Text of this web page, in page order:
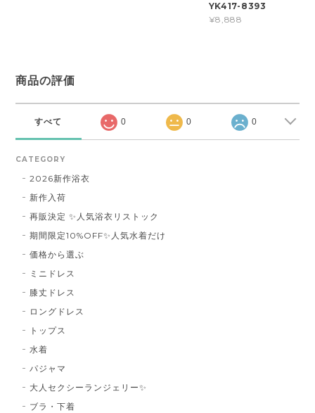
YK417-8393
¥8,888
商品の評価
すべて 0 0 0
CATEGORY
2026新作浴衣
新作入荷
再販決定 ✨人気浴衣リストック
期間限定10%OFF✨人気水着だけ
価格から選ぶ
ミニドレス
膝丈ドレス
ロングドレス
トップス
水着
パジャマ
大人セクシーランジェリー✨
ブラ・下着